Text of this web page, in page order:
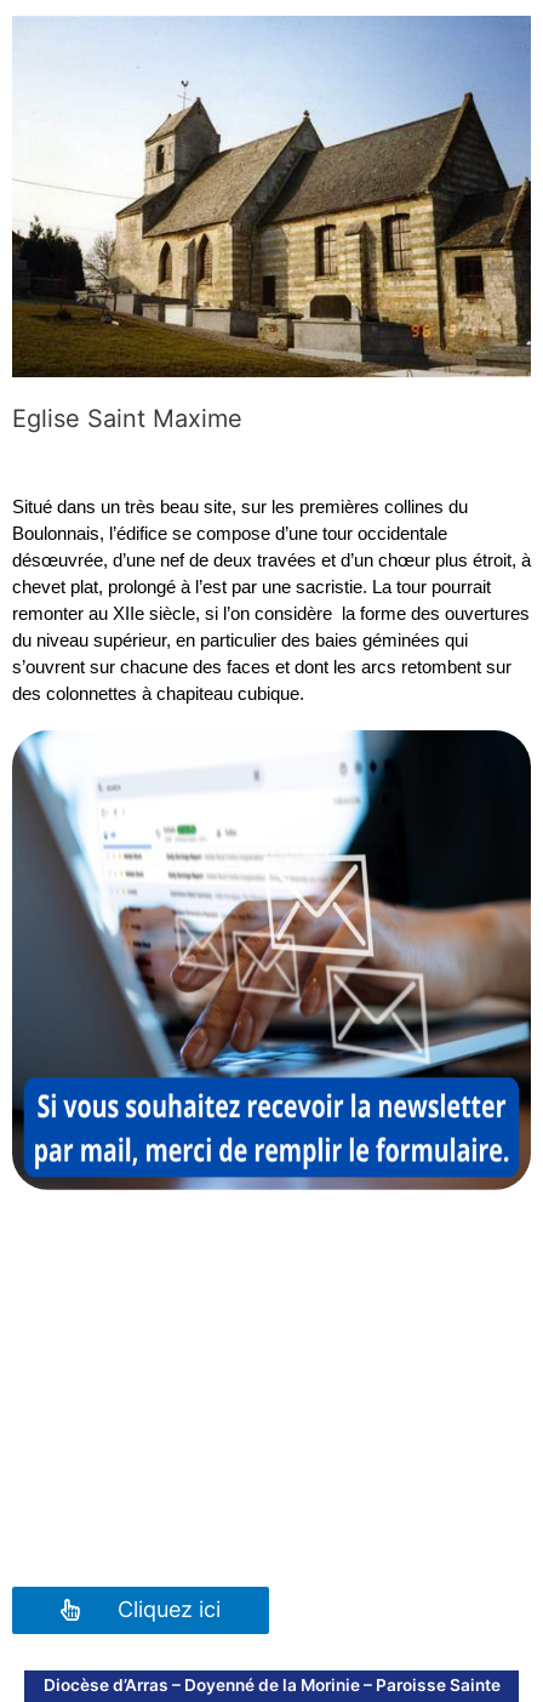
Eglise Saint Maxime
Situé dans un très beau site, sur les premières collines du
Boulonnais, l’édifice se compose d’une tour occidentale
désœuvrée, d’une nef de deux travées et d’un chœur plus étroit, à
chevet plat, prolongé à l’est par une sacristie. La tour pourrait
remonter au XIIe siècle, si l’on considère  la forme des ouvertures
du niveau supérieur, en particulier des baies géminées qui
s’ouvrent sur chacune des faces et dont les arcs retombent sur
des colonnettes à chapiteau cubique.
Cliquez ici
Diocèse d’Arras – Doyenné de la Morinie – Paroisse Sainte